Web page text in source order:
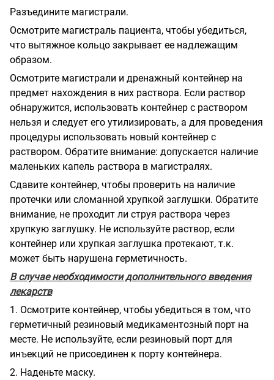
Разъедините магистрали.
Осмотрите магистраль пациента, чтобы убедиться,
что вытяжное кольцо закрывает ее надлежащим
образом.
Осмотрите магистрали и дренажный контейнер на
предмет нахождения в них раствора. Если раствор
обнаружится, использовать контейнер с раствором
нельзя и следует его утилизировать, а для проведения
процедуры использовать новый контейнер с
раствором. Обратите внимание: допускается наличие
маленьких капель раствора в магистралях.
Сдавите контейнер, чтобы проверить на наличие
протечки или сломанной хрупкой заглушки. Обратите
внимание, не проходит ли струя раствора через
хрупкую заглушку. Не используйте раствор, если
контейнер или хрупкая заглушка протекают, т.к.
может быть нарушена герметичность.
В случае необходимости дополнительного введения
лекарств
1. Осмотрите контейнер, чтобы убедиться в том, что
герметичный резиновый медикаментозный порт на
месте. Не используйте, если резиновый порт для
инъекций не присоединен к порту контейнера.
2. Наденьте маску.